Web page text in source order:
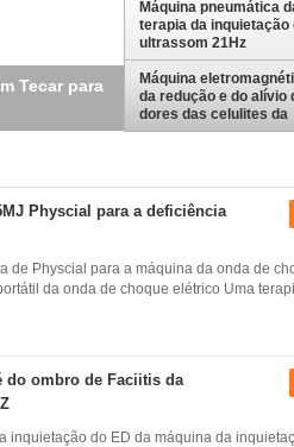
Tecar para
Máquina pneumática
terapia da inquietação
ultrassom 21Hz
Máquina
da redução e do alívio
dores das celulites da
fisioterapia da
Physcial para a deficiência
de Physcial para a máquina da onda de
da onda de choque elétrico Uma
do ombro de Faciitis da
inquietação do ED da máquina da